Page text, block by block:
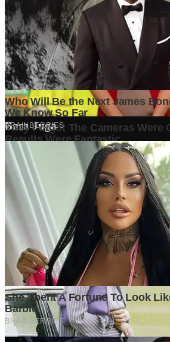
Penulis setia GrapadiNews.
Komentar (0
Tulis Komentar
Belum ada komentar. Jadilah yang pertama!
Baca Juga